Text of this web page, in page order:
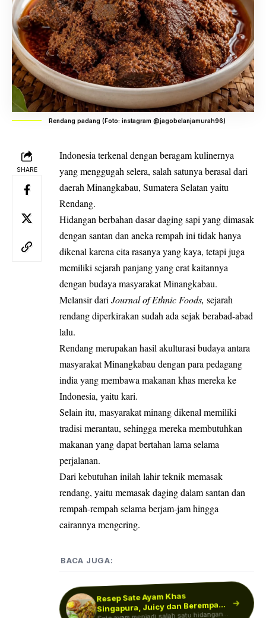
Rendang padang (Foto: instagram @jagobelanjamurah96)
SHARE
Indonesia terkenal dengan beragam kulinernya
yang menggugah selera, salah satunya berasal dari
daerah Minangkabau, Sumatera Selatan yaitu
Rendang.
Hidangan berbahan dasardaging sapi yang dimasak
dengan santan dan aneka rempah ini tidak hanya
dikenal karena cita rasanya yang kaya, tetapi juga
memiliki sejarah panjang yang erat kaitannya
dengan budaya masyarakat Minangkabau.
Melansir dari Journal of Ethnic Foods, sejarah
rendang diperkirakan sudah ada sejak berabad-abad
lalu.
Rendang merupakan hasil akulturasi budaya antara
masyarakat Minangkabau dengan para pedagang
india yang membawa makanan khas mereka ke
Indonesia, yaitu kari.
Selain itu, masyarakat minang dikenal memiliki
tradisi merantau, sehingga mereka membutuhkan
makanan yang dapat bertahan lama selama
perjalanan.
Dari kebutuhan inilah lahir teknik memasak
rendang, yaitu memasak daging dalam santan dan
rempah-rempah selama berjam-jam hingga
cairannya mengering.
BACA JUGA:
Resep Sate Ayam Khas
Singapura, Juicy dan Berempah
Tak Banyak yang Tahu! Ini
Sejarah Rumah Gadang yang
Resep Telur Bolognese, Menu
Comfort Food Praktis dan Bikin